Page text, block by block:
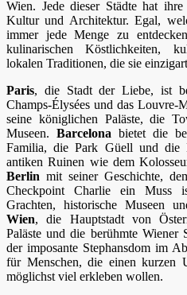
Wien. Jede dieser Städte hat
Kultur und Architektur. Egal,
immer jede Menge zu
kulinarischen Köstlichkeiten,
lokalen Traditionen, die sie
Paris, die Stadt der Liebe, ist
Champs-Élysées und das Louvre-
seine königlichen Paläste, die
Museen. Barcelona bietet die
Familia, die Park Güell und
antiken Ruinen wie dem
Berlin mit seiner Geschichte,
Checkpoint Charlie ein Muss
Grachten, historische Museen
Wien, die Hauptstadt von
Paläste und die berühmte Wiener
der imposante Stephansdom im
für Menschen, die einen kurzen
möglichst viel erkleben wollen.